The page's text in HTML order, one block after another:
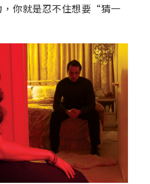
，你就是忍不住想要“猜一